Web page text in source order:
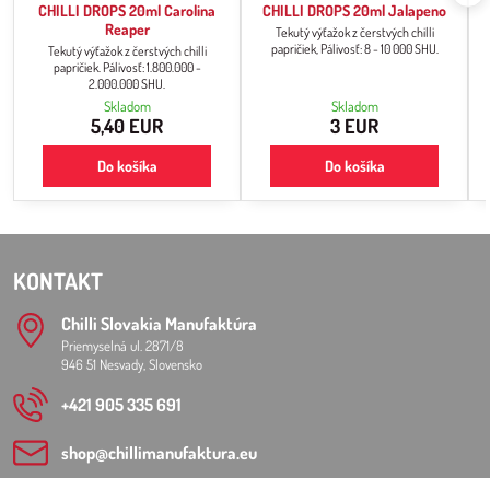
CHILLI DROPS 20ml Carolina
Reaper
Tekutý výťažok z čerstvých chilli
papričiek. Pálivosť: 1.800.000 -
2.000.000 SHU.
Skladom
5,40 EUR
Do košíka
CHILLI DROPS 20ml Jalapeno
Tekutý výťažok z čerstvých chilli
papričiek, Pálivosť: 8 - 10 000 SHU.
Skladom
3 EUR
Do košíka
KONTAKT
Chilli Slovakia Manufaktúra
Priemyselná ul. 2871/8
946 51 Nesvady, Slovensko
+421 905 335 691
shop​@chillimanufaktura​.eu